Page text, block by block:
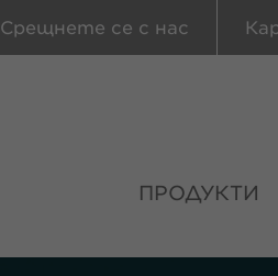
Срещнете се с нас
ПРОДУКТИ